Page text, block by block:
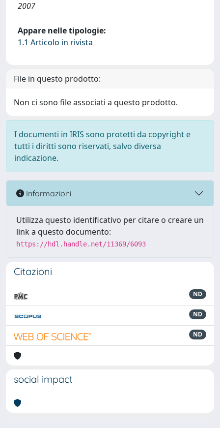
2007
Appare nelle tipologie:
1.1 Articolo in rivista
File in questo prodotto:
Non ci sono file associati a questo prodotto.
I documenti in IRIS sono protetti da copyright e
tutti i diritti sono riservati, salvo diversa
indicazione.
Informazioni
Utilizza questo identificativo per citare o creare un
link a questo documento:
https://hdl.handle.net/11369/6093
Citazioni
ND
ND
ND
social impact